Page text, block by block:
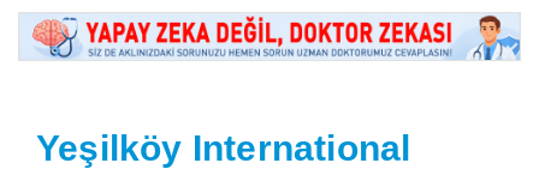
Yeşilköy International